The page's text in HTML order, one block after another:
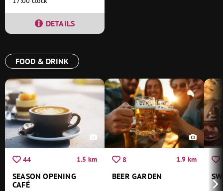
DETAILS
FOOD & DRINK
44 1.5 km
SEASON OPENING
CAFÉ
8 1.9 km
BEER GARDEN